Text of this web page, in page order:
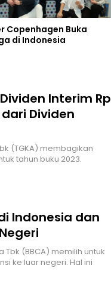
Copenhagen Buka
di Indonesia
Interim Rp
Dividen
(TGKA) membagikan
tahun buku 2023.
Indonesia dan
Tbk (BBCA) memilih untuk
ke luar negeri. Hal ini